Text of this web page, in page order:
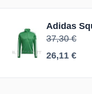
37,30 €
26,11 €